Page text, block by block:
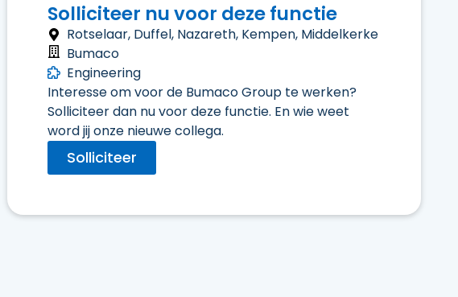
Solliciteer nu voor deze functie
Rotselaar, Duffel, Nazareth, Kempen, Middelkerke
Bumaco
Engineering
Interesse om voor de Bumaco Group te werken?
Solliciteer dan nu voor deze functie. En wie weet
word jij onze nieuwe collega.
Solliciteer